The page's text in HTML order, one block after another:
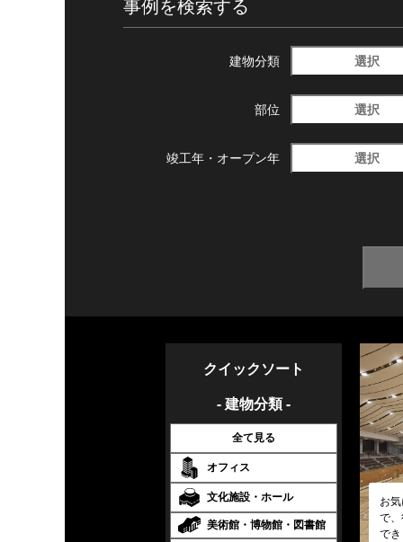
事例を検索する
建物分類 選択
部位 選択
竣工年・ オープン年 選択
クイックソート
- 建物分類 -
全て見る
オフィス
文化施設・ホール
美術館・博物館・図書館
お
で
で